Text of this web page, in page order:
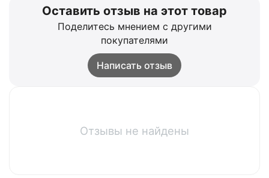
Оставить отзыв на этот товар
Поделитесь мнением с другими
покупателями
Написать отзыв
Отзывы не найдены